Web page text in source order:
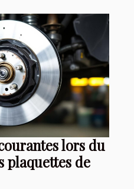
lors du
plaquettes de